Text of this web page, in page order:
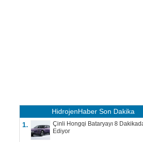
HidrojenHaber Son Dakika
1.
Çinli Hongqi Bataryayı 8
Ediyor